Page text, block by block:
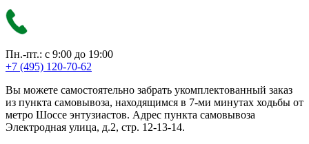
Пн.-пт.: с 9:00 до 19:00
+7 (495) 120-70-62
Вы можете самостоятельно забрать укомплектованный заказ
из пункта самовывоза, находящимся в 7-ми минутах ходьбы от
метро Шоссе энтузиастов. Адрес пункта самовывоза
Электродная улица, д.2, стр. 12-13-14.